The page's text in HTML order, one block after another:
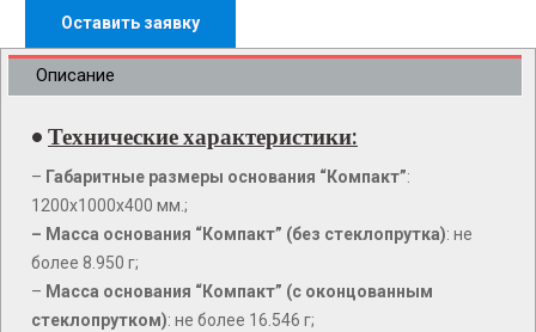
Оставить заявку
Описание
• Технические характеристики:
– Габаритные размеры основания “Компакт”:
1200х1000х400 мм.;
– Масса основания “Компакт” (без стеклопрутка): не
более 8.950 г;
– Масса основания “Компакт” (с оконцованным
стеклопрутком): не более 16.546 г;